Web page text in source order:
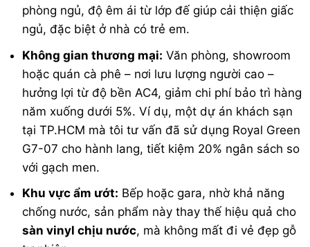
phòng ngủ, độ êm ái từ lớp đế giúp cải thiện giấc
ngủ, đặc biệt ở nhà có trẻ em.
Không gian thương mại: Văn phòng, showroom
hoặc quán cà phê – nơi lưu lượng người cao –
hưởng lợi từ độ bền AC4, giảm chi phí bảo trì hàng
năm xuống dưới 5%. Ví dụ, một dự án khách sạn
tại TP.HCM mà tôi tư vấn đã sử dụng Royal Green
G7-07 cho hành lang, tiết kiệm 20% ngân sách so
với gạch men.
Khu vực ẩm ướt: Bếp hoặc gara, nhờ khả năng
chống nước, sản phẩm này thay thế hiệu quả cho
sàn vinyl chịu nước, mà không mất đi vẻ đẹp gỗ